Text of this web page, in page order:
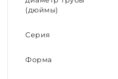
(дюймы)
Серия
Форма